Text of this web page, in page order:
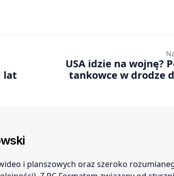
lat
USA idzie na wojnę?
tankowce w drodze
i planszowych oraz szeroko